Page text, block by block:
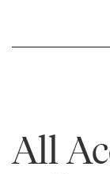
All